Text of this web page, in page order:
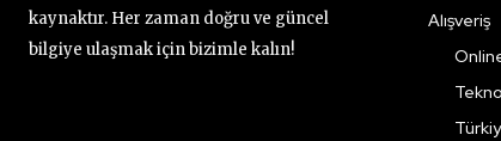
kaynaktır. Her zaman doğru ve güncel
bilgiye ulaşmak için bizimle kalın!
Alışveriş